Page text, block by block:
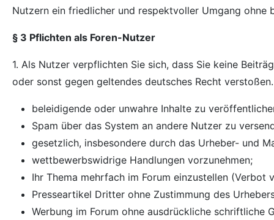
Nutzern ein friedlicher und respektvoller Umgang ohne
§ 3 Pflichten als Foren-Nutzer
1. Als Nutzer verpflichten Sie sich, dass Sie keine
oder sonst gegen geltendes deutsches Recht
beleidigende oder unwahre Inhalte zu
Spam über das System an andere Nutzer zu
gesetzlich, insbesondere durch das Urheber- und
wettbewerbswidrige Handlungen vorzunehmen;
Ihr Thema mehrfach im Forum einzustellen (Verbot
Presseartikel Dritter ohne Zustimmung des
Werbung im Forum ohne ausdrückliche schriftliche